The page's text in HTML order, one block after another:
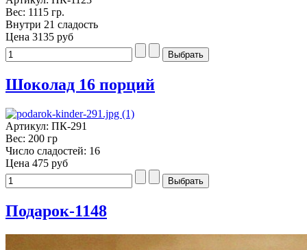
Вес: 1115 гр.
Внутри 21 сладость
Цена 3135 руб
Шоколад 16 порций
Артикул: ПК-291
Вес: 200 гр
Число сладостей: 16
Цена 475 руб
Подарок-1148